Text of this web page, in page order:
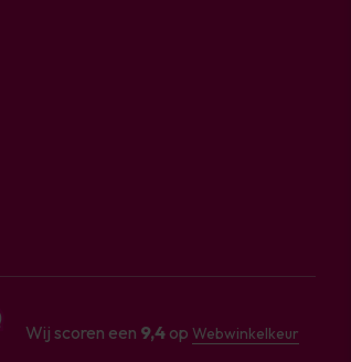
Wij scoren een 9,4op Webwinkelkeur